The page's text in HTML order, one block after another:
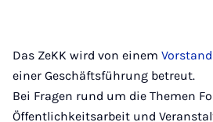
Das ZeKK wird von einem Vorstand
einer Geschäftsführung betreut.
Bei Fragen rund um die Themen
Öffentlichkeitsarbeit und